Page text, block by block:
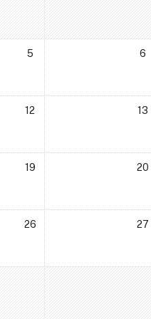
4 грудня
Немає подій, четвер, 5 грудня
5 6
11 грудняНемає подій, четвер, 12
12 13
18 грудняНемає подій, четвер, 19
19 20
25 грудняНемає подій, четвер, 26
26 27